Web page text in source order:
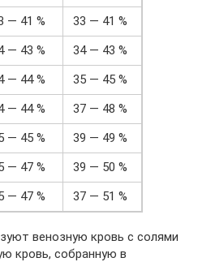
— 41 %
33 — 41 %
— 43 %
34 — 43 %
— 44 %
35 — 45 %
— 44 %
37 — 48 %
— 45 %
39 — 49 %
— 47 %
39 — 50 %
— 47 % 37 — 51 %
венозную кровь с солями
кровь, собранную в